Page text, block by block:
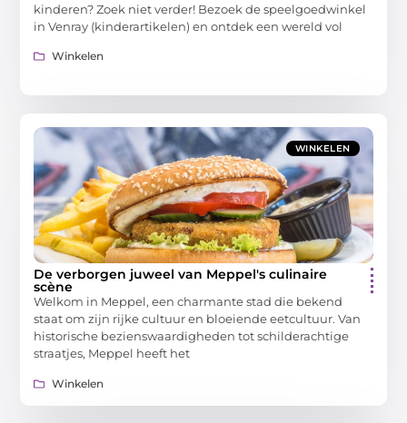
kinderen? Zoek niet verder! Bezoek de speelgoedwinkel
in Venray (kinderartikelen) en ontdek een wereld vol
Winkelen
WINKELEN
De verborgen juweel van Meppel's culinaire
scène
Welkom in Meppel, een charmante stad die bekend
staat om zijn rijke cultuur en bloeiende eetcultuur. Van
historische bezienswaardigheden tot schilderachtige
straatjes, Meppel heeft het
Winkelen